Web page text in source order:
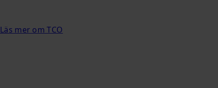
Läs mer om TCO